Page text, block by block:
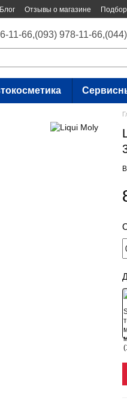
Блог Отзывы о магазине
11-66,(093) 978-11-66,